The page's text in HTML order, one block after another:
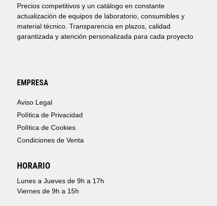
Precios competitivos y un catálogo en constante
actualización de equipos de laboratorio, consumibles y
material técnico. Transparencia en plazos, calidad
garantizada y atención personalizada para cada proyecto
EMPRESA
Aviso Legal
Política de Privacidad
Política de Cookies
Condiciones de Venta
HORARIO
Lunes a Jueves de 9h a 17h
Viernes de 9h a 15h